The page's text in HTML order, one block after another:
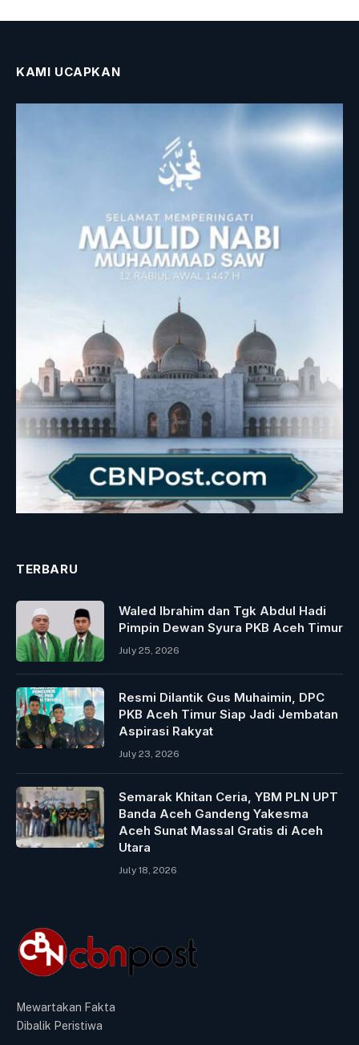
KAMI UCAPKAN
TERBARU
Waled Ibrahim dan Tgk Abdul Hadi
Pimpin Dewan Syura PKB Aceh Timur
July 25, 2026
Resmi Dilantik Gus Muhaimin, DPC
PKB Aceh Timur Siap Jadi Jembatan
Aspirasi Rakyat
July 23, 2026
Semarak Khitan Ceria, YBM PLN UPT
Banda Aceh Gandeng Yakesma
Aceh Sunat Massal Gratis di Aceh
Utara
July 18, 2026
Mewartakan Fakta
Dibalik Peristiwa